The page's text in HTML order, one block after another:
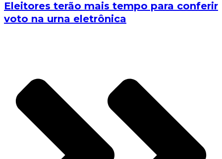
Eleitores terão mais tempo para conferir
voto na urna eletrônica